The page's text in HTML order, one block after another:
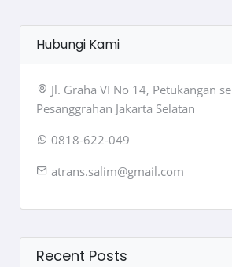
Hubungi Kami
Jl. Graha VI No 14, Petukangan
Pesanggrahan Jakarta Selatan
0818-622-049
atrans.salim@gmail.com
Recent Posts